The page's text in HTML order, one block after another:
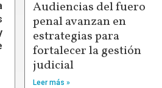
Audiencias del fuero
penal avanzan en
estrategias para
fortalecer la gestión
judicial
Leer más »